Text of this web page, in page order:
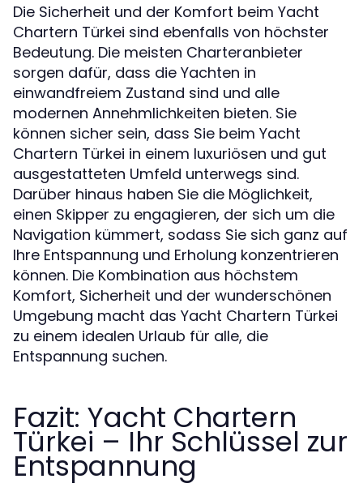
Die Sicherheit und der Komfort beim Yacht
Chartern Türkei sind ebenfalls von höchster
Bedeutung. Die meisten Charteranbieter
sorgen dafür, dass die Yachten in
einwandfreiem Zustand sind und alle
modernen Annehmlichkeiten bieten. Sie
können sicher sein, dass Sie beim Yacht
Chartern Türkei in einem luxuriösen und gut
ausgestatteten Umfeld unterwegs sind.
Darüber hinaus haben Sie die Möglichkeit,
einen Skipper zu engagieren, der sich um die
Navigation kümmert, sodass Sie sich ganz auf
Ihre Entspannung und Erholung konzentrieren
können. Die Kombination aus höchstem
Komfort, Sicherheit und der wunderschönen
Umgebung macht das Yacht Chartern Türkei
zu einem idealen Urlaub für alle, die
Entspannung suchen.
Fazit: Yacht Chartern
Türkei – Ihr Schlüssel zur
Entspannung